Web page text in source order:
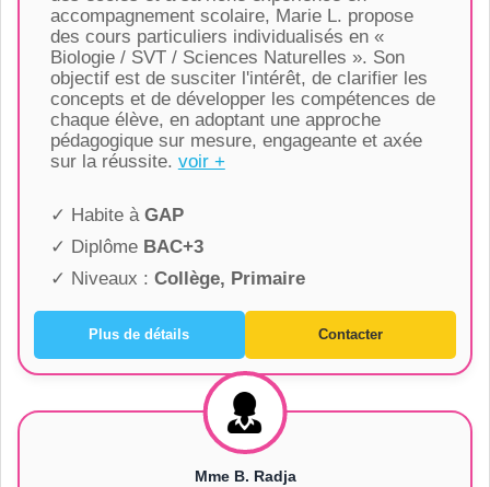
accompagnement scolaire, Marie L. propose
des cours particuliers individualisés en «
Biologie / SVT / Sciences Naturelles ». Son
objectif est de susciter l'intérêt, de clarifier les
concepts et de développer les compétences de
chaque élève, en adoptant une approche
pédagogique sur mesure, engageante et axée
sur la réussite. voir +
✓ Habite à GAP
✓ Diplôme BAC+3
✓ Niveaux : Collège, Primaire
Plus de détails Contacter
Mme B. Radja